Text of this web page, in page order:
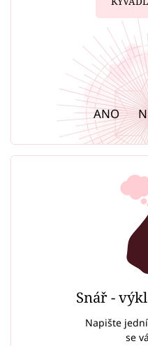
ANO
Snář -
Napište
se